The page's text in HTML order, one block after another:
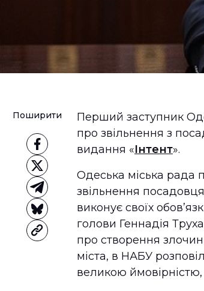
Поширити
Перший заступник
про звільнення з
видання «Інтент».
Одеська міська
звільнення
виконує своїх
голови Геннадія
про створення
міста, в НАБУ
великою